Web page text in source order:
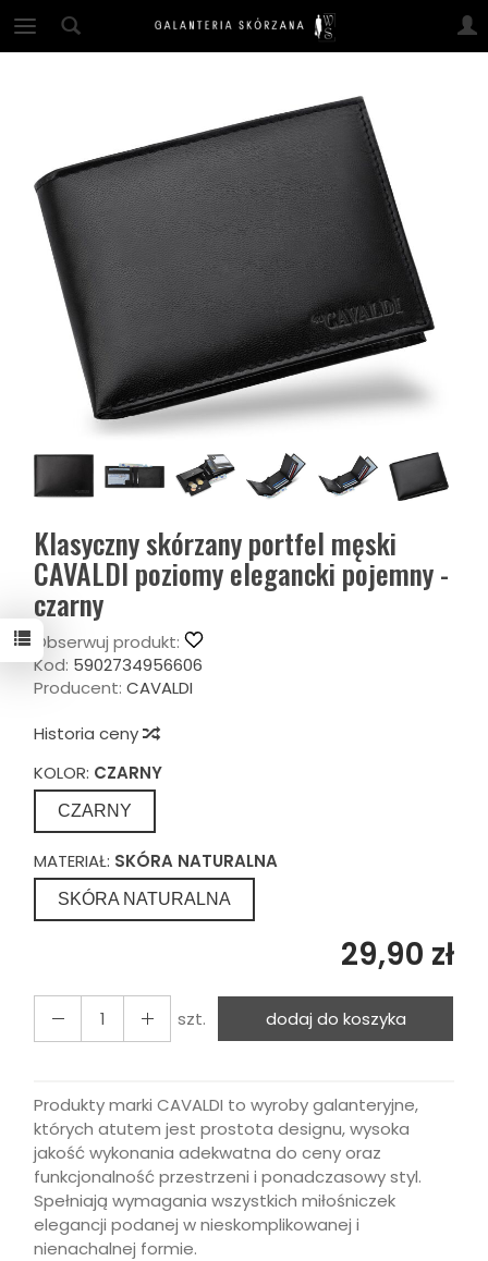
Klasyczny skórzany portfel męski
CAVALDI poziomy elegancki pojemny -
czarny
Obserwuj produkt:
Kod: 5902734956606
Producent: CAVALDI
Historia ceny
KOLOR: CZARNY
CZARNY
MATERIAŁ: SKÓRA NATURALNA
SKÓRA NATURALNA
29,90 zł
szt. dodaj do koszyka
Produkty marki CAVALDI to wyroby galanteryjne,
których atutem jest prostota designu, wysoka
jakość wykonania adekwatna do ceny oraz
funkcjonalność przestrzeni i ponadczasowy styl.
Spełniają wymagania wszystkich miłośniczek
elegancji podanej w nieskomplikowanej i
nienachalnej formie.